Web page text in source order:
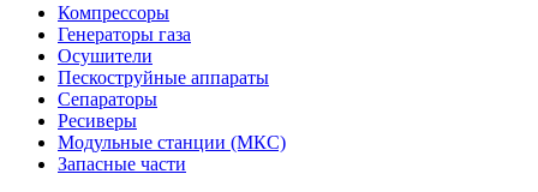
Компрессоры
Генераторы газа
Осушители
Пескоструйные аппараты
Сепараторы
Ресиверы
Модульные станции (МКС)
Запасные части